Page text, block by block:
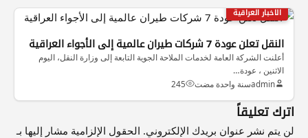
الاخبار العراقية
النقل تعلن عودة 7 شركات طيران عالمية إلى الأجواء العراقية
‏أعلنت الشركة العامة لخدمات الملاحة الجوية التابعة إلى وزارة النقل، اليوم
الاثنين ، عودة…
adminسنة واحدة مضت 245
اترك تعليقاً
لن يتم نشر عنوان بريدك الإلكتروني. الحقول الإلزامية مشار إليها بـ